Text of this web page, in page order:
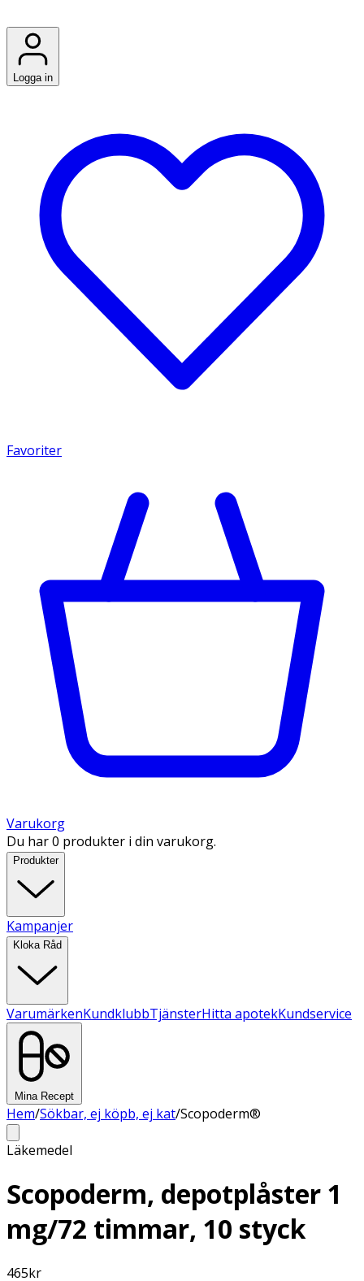
Logga in
Favoriter
Varukorg
Du har 0 produkter i din varukorg.
Produkter
Kampanjer
Kloka Råd
VarumärkenKundklubbTjänsterHitta apotekKundservice
Mina Recept
Hem/Sökbar, ej köpb, ej kat/Scopoderm®
Läkemedel
Scopoderm, depotplåster 1
mg/72 timmar, 10 styck
465kr